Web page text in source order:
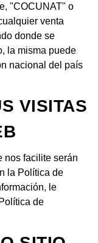
"COCUNAT" o
venta
donde se
la misma puede
nacional del país
VISITAS
nos facilite serán
la Política de
le
de